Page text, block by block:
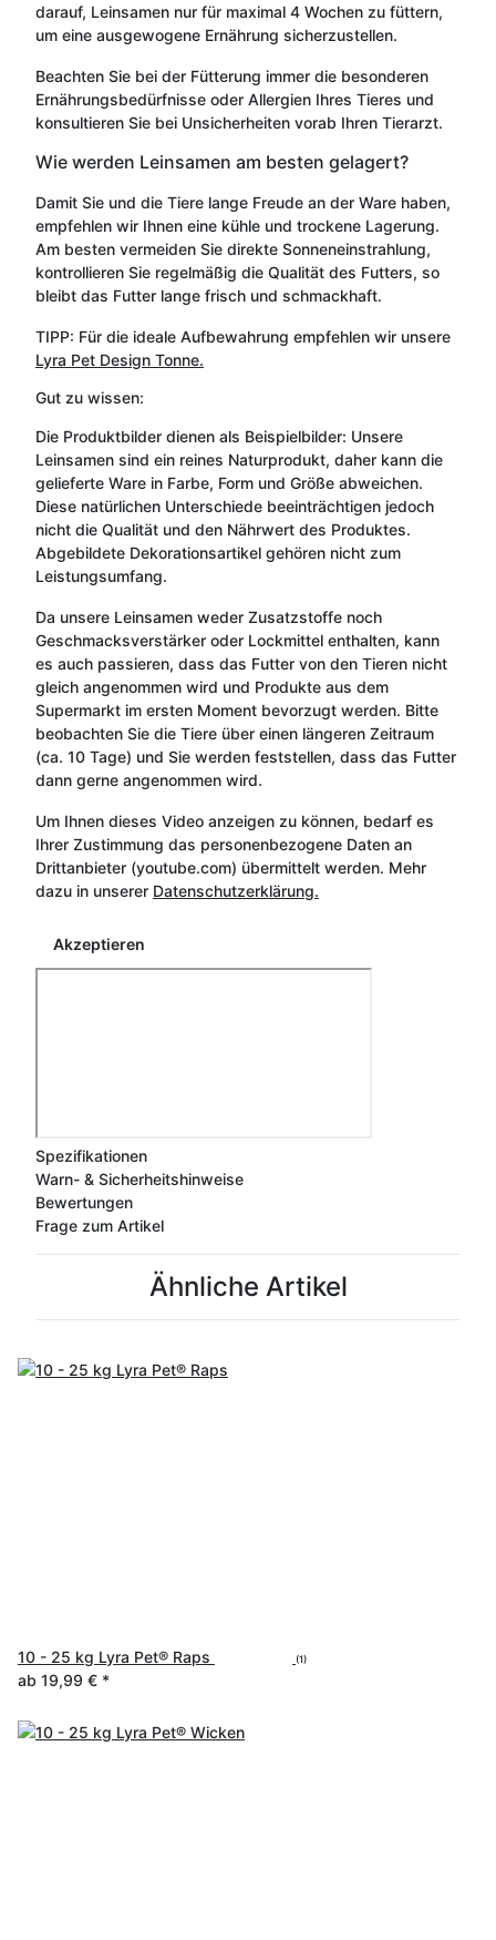
darauf, Leinsamen nur für maximal 4 Wochen zu füttern,
um eine ausgewogene Ernährung sicherzustellen.
Beachten Sie bei der Fütterung immer die besonderen
Ernährungsbedürfnisse oder Allergien Ihres Tieres und
konsultieren Sie bei Unsicherheiten vorab Ihren Tierarzt.
Wie werden Leinsamen am besten gelagert?
Damit Sie und die Tiere lange Freude an der Ware haben,
empfehlen wir Ihnen eine kühle und trockene Lagerung.
Am besten vermeiden Sie direkte Sonneneinstrahlung,
kontrollieren Sie regelmäßig die Qualität des Futters, so
bleibt das Futter lange frisch und schmackhaft.
TIPP: Für die ideale Aufbewahrung empfehlen wir unsere
Lyra Pet Design Tonne.
Gut zu wissen:
Die Produktbilder dienen als Beispielbilder: Unsere
Leinsamen sind ein reines Naturprodukt, daher kann die
gelieferte Ware in Farbe, Form und Größe abweichen.
Diese natürlichen Unterschiede beeinträchtigen jedoch
nicht die Qualität und den Nährwert des Produktes.
Abgebildete Dekorationsartikel gehören nicht zum
Leistungsumfang.
Da unsere Leinsamen weder Zusatzstoffe noch
Geschmacksverstärker oder Lockmittel enthalten, kann
es auch passieren, dass das Futter von den Tieren nicht
gleich angenommen wird und Produkte aus dem
Supermarkt im ersten Moment bevorzugt werden. Bitte
beobachten Sie die Tiere über einen längeren Zeitraum
(ca. 10 Tage) und Sie werden feststellen, dass das Futter
dann gerne angenommen wird.
Um Ihnen dieses Video anzeigen zu können, bedarf es
Ihrer Zustimmung das personenbezogene Daten an
Drittanbieter (youtube.com) übermittelt werden. Mehr
dazu in unserer Datenschutzerklärung.
Akzeptieren
Spezifikationen
Warn- & Sicherheitshinweise
Bewertungen
Frage zum Artikel
Ähnliche Artikel
10 - 25 kg Lyra Pet® Raps (1)
ab 19,99 € *